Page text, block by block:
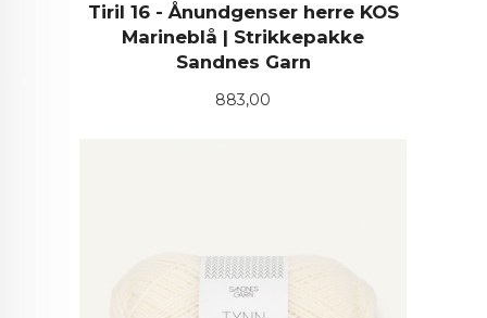
Tiril 16 - Ånundgenser herre KOS
Marineblå | Strikkepakke
Sandnes Garn
Pris
883,00